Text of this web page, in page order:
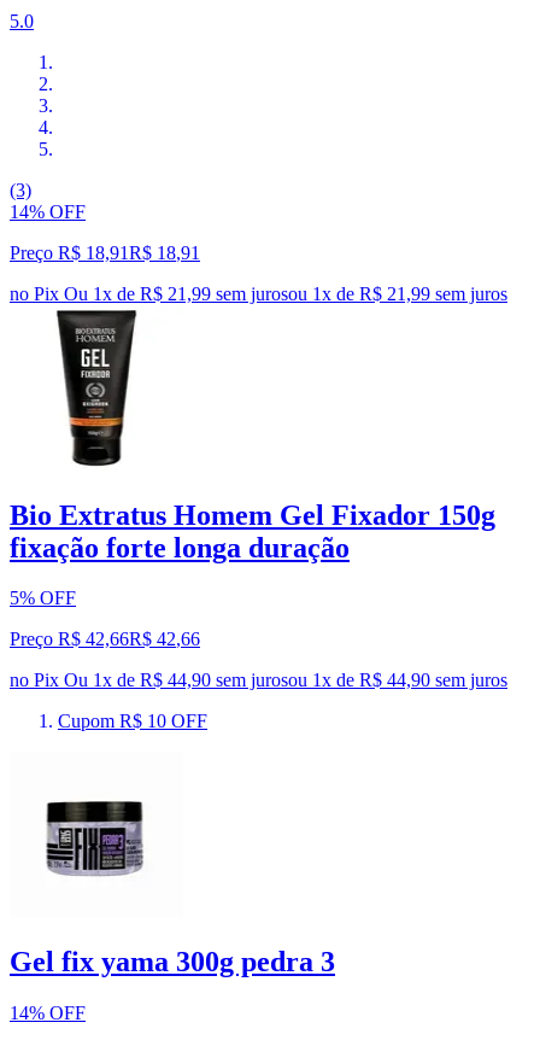
5.0
(3)
14% OFF
Preço R$ 18,91R$ 18,91
no Pix Ou 1x de R$ 21,99 sem jurosou 1x de R$ 21,99 sem juros
Bio Extratus Homem Gel Fixador 150g
fixação forte longa duração
5% OFF
Preço R$ 42,66R$ 42,66
no Pix Ou 1x de R$ 44,90 sem jurosou 1x de R$ 44,90 sem juros
Cupom R$ 10 OFF
Gel fix yama 300g pedra 3
14% OFF